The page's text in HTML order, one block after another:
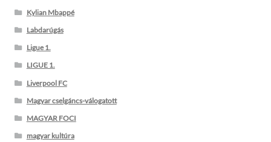
Kylian Mbappé
Labdarúgás
Ligue 1.
LIGUE 1.
Liverpool FC
Magyar cselgáncs-válogatott
MAGYAR FOCI
magyar kultúra